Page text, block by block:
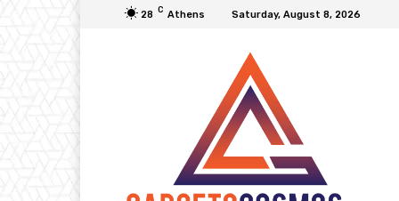
28 C Athens Saturday, August 8, 2026